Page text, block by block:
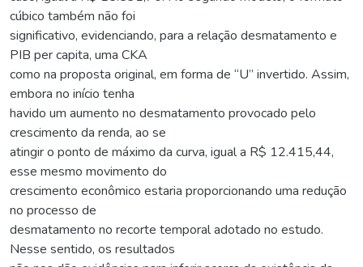
cúbico também não foi
significativo, evidenciando, para a relação desmatamento e
PIB per capita, uma CKA
como na proposta original, em forma de “U” invertido. Assim,
embora no início tenha
havido um aumento no desmatamento provocado pelo
crescimento da renda, ao se
atingir o ponto de máximo da curva, igual a R$ 12.415,44,
esse mesmo movimento do
crescimento econômico estaria proporcionando uma redução
no processo de
desmatamento no recorte temporal adotado no estudo.
Nesse sentido, os resultados